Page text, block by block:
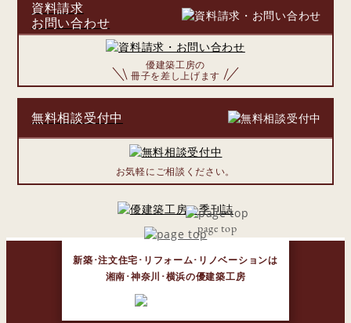
資料請求
お問い合わせ
優建築工房の
冊子を差し上げます
無料相談受付中
お気軽にご相談ください。
page top
新築･注文住宅･リフォーム･リノベーションは
湘南･神奈川･横浜の優建築工房